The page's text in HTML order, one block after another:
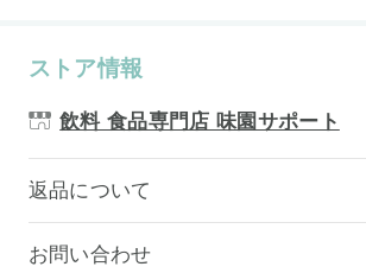
ストア情報
飲料 食品専門店 味園サポート
返品について
お問い合わせ